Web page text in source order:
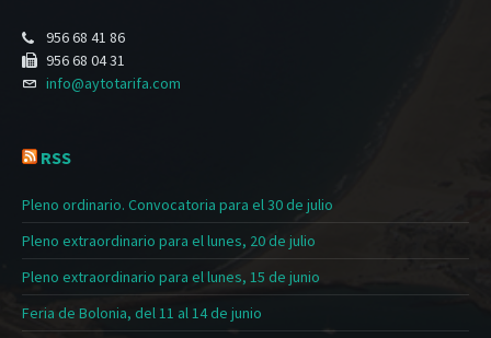
956 68 41 86
956 68 04 31
info@aytotarifa.com
RSS
Pleno ordinario. Convocatoria para el 30 de julio
Pleno extraordinario para el lunes, 20 de julio
Pleno extraordinario para el lunes, 15 de junio
Feria de Bolonia, del 11 al 14 de junio